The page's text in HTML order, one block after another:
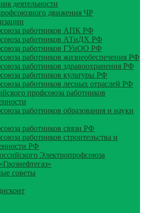
деятельности
движения ЧР
работников АПК РФ
работников АТиДХ РФ
работников ГУиОО РФ
работников жизнеобеспечения РФ
работников здравоохранения РФ
работников культуры РФ
работников лесных отраслей РФ
профсоюза работников
работников образования и науки
работников связи РФ
работников строительства и
РФ
Электропрофсоюза
советы